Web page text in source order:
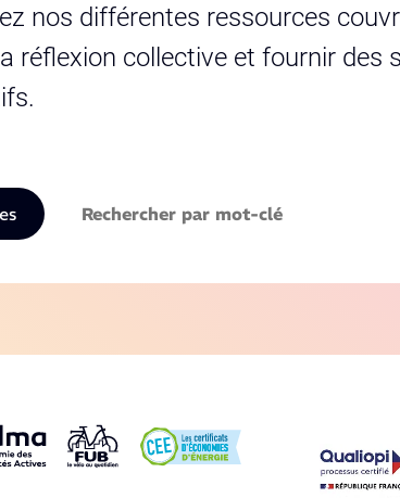
nos différentes ressources
réflexion collective et fournir des